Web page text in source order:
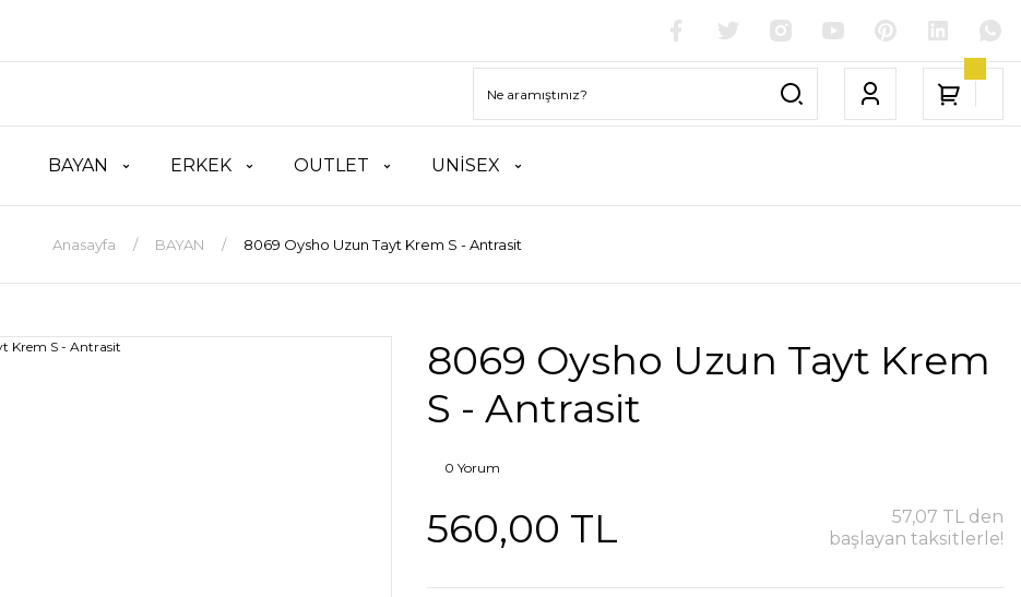
BAYAN ERKEK OUTLET UNİSEX
Anasayfa BAYAN 8069 Oysho Uzun Tayt Krem S - Antrasit
8069 Oysho Uzun Tayt Krem
S - Antrasit
0 Yorum
560,00 TL
57,07 TL den
başlayan taksitlerle!